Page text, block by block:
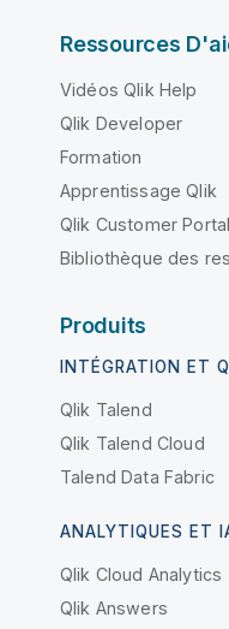
Ressources
Vidéos Qlik Help
Qlik Developer
Formation
Apprentissage Qlik
Qlik Customer Portal
Bibliothèque des
Produits
INTÉGRATION ET
Qlik Talend
Qlik Talend Cloud
Talend Data Fabric
ANALYTIQUES ET
Qlik Cloud Analytics
Qlik Answers